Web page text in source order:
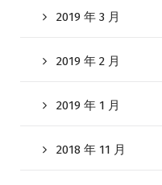
2019 年 3 月
2019 年 2 月
2019 年 1 月
2018 年 11 月